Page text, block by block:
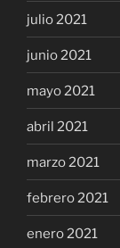
julio 2021
junio 2021
mayo 2021
abril 2021
marzo 2021
febrero 2021
enero 2021